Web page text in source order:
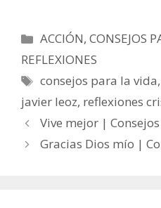
Categorías
ACCIÓN,CONSEJOS
REFLEXIONES
Etiquetas
consejos para la vida
javier leoz, reflexiones
Vive mejor |
Gracias Dios mío |